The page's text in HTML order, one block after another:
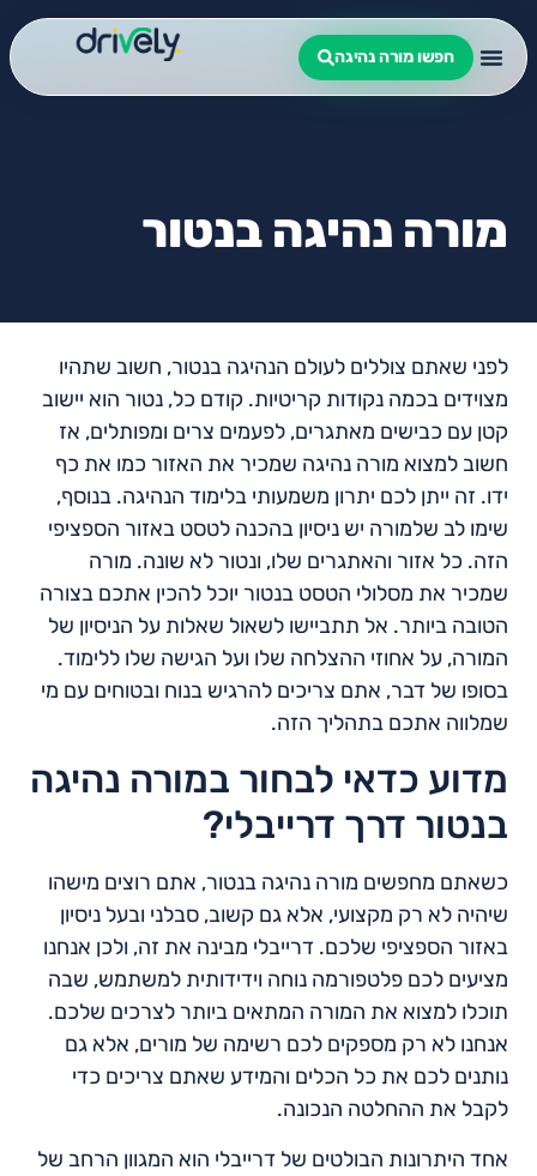
חפשו מורה נהיגה
מורה נהיגה בנטור
לפני שאתם צוללים לעולם הנהיגה בנטור, חשוב שתהיו
מצוידים בכמה נקודות קריטיות. קודם כל, נטור הוא יישוב
קטן עם כבישים מאתגרים, לפעמים צרים ומפותלים, אז
חשוב למצוא מורה נהיגה שמכיר את האזור כמו את כף
ידו. זה ייתן לכם יתרון משמעותי בלימוד הנהיגה. בנוסף,
שימו לב שלמורה יש ניסיון בהכנה לטסט באזור הספציפי
הזה. כל אזור והאתגרים שלו, ונטור לא שונה. מורה
שמכיר את מסלולי הטסט בנטור יוכל להכין אתכם בצורה
הטובה ביותר. אל תתביישו לשאול שאלות על הניסיון של
המורה, על אחוזי ההצלחה שלו ועל הגישה שלו ללימוד.
בסופו של דבר, אתם צריכים להרגיש בנוח ובטוחים עם מי
שמלווה אתכם בתהליך הזה.
מדוע כדאי לבחור במורה נהיגה
בנטור דרך דרייבלי?
כשאתם מחפשים מורה נהיגה בנטור, אתם רוצים מישהו
שיהיה לא רק מקצועי, אלא גם קשוב, סבלני ובעל ניסיון
באזור הספציפי שלכם. דרייבלי מבינה את זה, ולכן אנחנו
מציעים לכם פלטפורמה נוחה וידידותית למשתמש, שבה
תוכלו למצוא את המורה המתאים ביותר לצרכים שלכם.
אנחנו לא רק מספקים לכם רשימה של מורים, אלא גם
נותנים לכם את כל הכלים והמידע שאתם צריכים כדי
לקבל את ההחלטה הנכונה.
אחד היתרונות הבולטים של דרייבלי הוא המגוון הרחב של